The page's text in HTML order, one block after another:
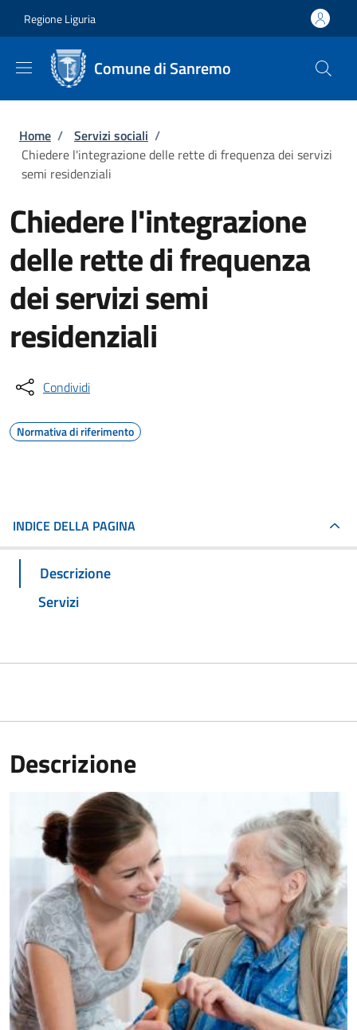
Regione Liguria
Comune di Sanremo
Briciole di pane
Home / Servizi sociali /
Chiedere l'integrazione delle rette di frequenza dei servizi
semi residenziali
Chiedere l'integrazione
delle rette di frequenza
dei servizi semi
residenziali
Condividi
Normativa di riferimento
INDICE DELLA PAGINA
Descrizione
Servizi
Descrizione